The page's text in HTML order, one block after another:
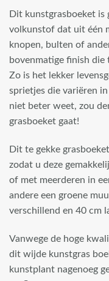
Dit kunstgrasboeket is
volkunstof dat uit één
knopen, bulten of
bovenmatige finish
Zo is het lekker
sprietjes die variëren
niet beter weet, zou
grasboeket gaat!
Dit te gekke
zodat u deze
of met meerderen in
andere een groene
verschillend en 40 cm
Vanwege de hoge
dit wijde kunstgras
kunstplant nagenoeg